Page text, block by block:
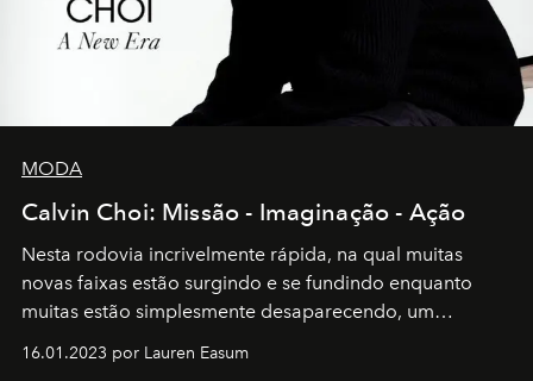
MODA
Calvin Choi: Missão - Imaginação - Ação
Nesta rodovia incrivelmente rápida, na qual muitas
novas faixas estão surgindo e se fundindo enquanto
muitas estão simplesmente desaparecendo, um
transportador AMTD abrindo caminho para muitos
16.01.2023 por Lauren Easum